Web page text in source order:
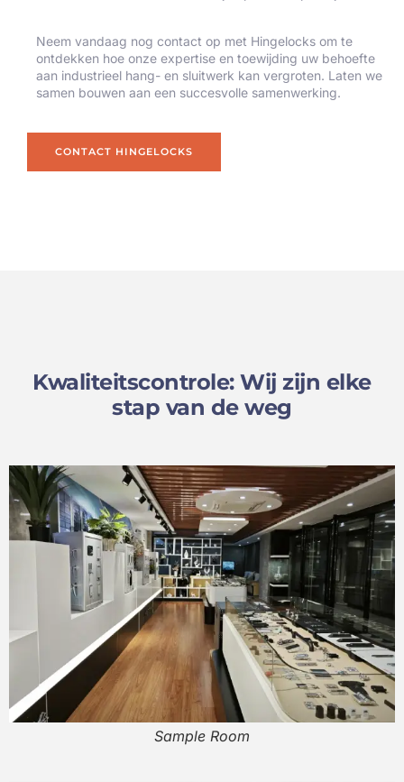
Neem vandaag nog contact op met Hingelocks om te
ontdekken hoe onze expertise en toewijding uw behoefte
aan industrieel hang- en sluitwerk kan vergroten. Laten we
samen bouwen aan een succesvolle samenwerking.
CONTACT HINGELOCKS
Kwaliteitscontrole: Wij zijn elke
stap van de weg
Sample Room